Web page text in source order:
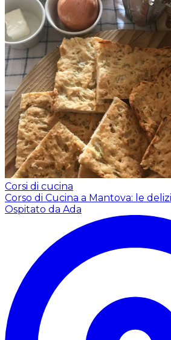
Corsi di cucina
Corso di Cucina a Mantova: le
Ospitato da Ada